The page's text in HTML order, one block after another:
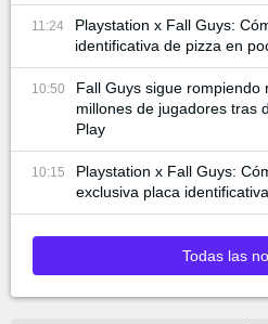
11:24
Playstation x Fall Guys:
identificativa de pizza en
10:50
Fall Guys sigue rompiendo
millones de jugadores tras
Play
10:15
Playstation x Fall Guys:
exclusiva placa
Todas las